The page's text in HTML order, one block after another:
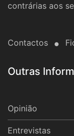
contrárias aos
Contactos
Outras
Opinião
Entrevistas